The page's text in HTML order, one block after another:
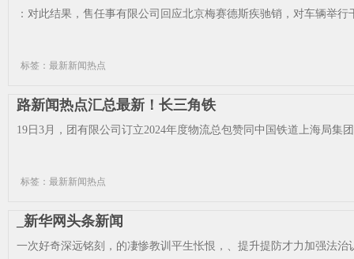
：对此结果，售任事有限公司回应北京梅赛德斯疾驰销，对车辆举
标签：最新新闻热点
路新闻热点汇总最新！长三角铁
19日3月，团有限公司订立2024年度物流总包赞同中国铁道上海局集
标签：最新新闻热点
_新华网头条新闻
一次好奇深远铭刻，的凄惨教训平生怅恨，、提升提防才力加强法治